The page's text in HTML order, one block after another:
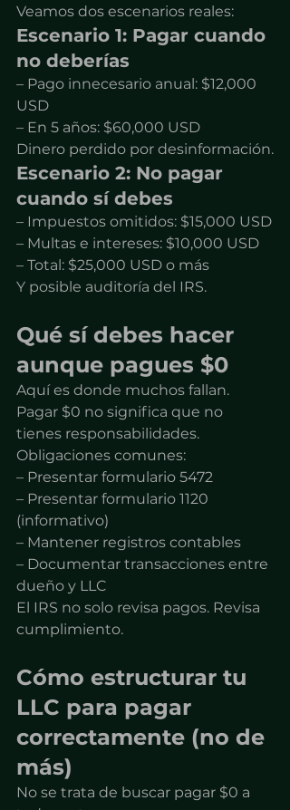
Veamos dos escenarios reales:
Escenario 1: Pagar cuando
no deberías
– Pago innecesario anual: $12,000
USD
– En 5 años: $60,000 USD
Dinero perdido por desinformación.
Escenario 2: No pagar
cuando sí debes
– Impuestos omitidos: $15,000 USD
– Multas e intereses: $10,000 USD
– Total: $25,000 USD o más
Y posible auditoría del IRS.
Qué sí debes hacer
aunque pagues $0
Aquí es donde muchos fallan.
Pagar $0 no significa que no
tienes responsabilidades.
Obligaciones comunes:
– Presentar formulario 5472
– Presentar formulario 1120
(informativo)
– Mantener registros contables
– Documentar transacciones entre
dueño y LLC
El IRS no solo revisa pagos. Revisa
cumplimiento.
Cómo estructurar tu
LLC para pagar
correctamente (no de
más)
No se trata de buscar pagar $0 a